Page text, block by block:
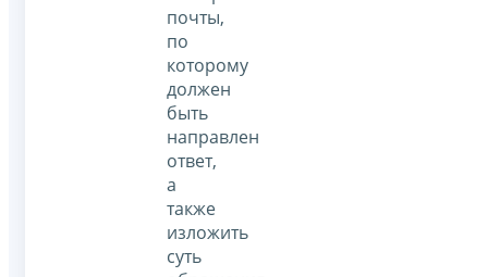
почты,
по
которому
должен
быть
направлен
ответ,
а
также
изложить
суть